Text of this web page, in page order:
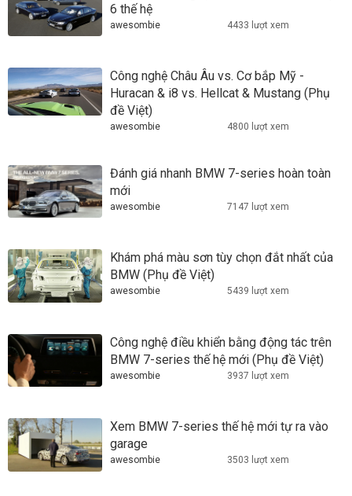
6 thế hệ
awesombie 4433 lượt xem
Công nghệ Châu Âu vs. Cơ bắp Mỹ -
Huracan & i8 vs. Hellcat & Mustang (Phụ
đề Việt)
awesombie 4800 lượt xem
Đánh giá nhanh BMW 7-series hoàn toàn
mới
awesombie 7147 lượt xem
Khám phá màu sơn tùy chọn đắt nhất của
BMW (Phụ đề Việt)
awesombie 5439 lượt xem
Công nghệ điều khiển bằng động tác trên
BMW 7-series thế hệ mới (Phụ đề Việt)
awesombie 3937 lượt xem
Xem BMW 7-series thế hệ mới tự ra vào
garage
awesombie 3503 lượt xem